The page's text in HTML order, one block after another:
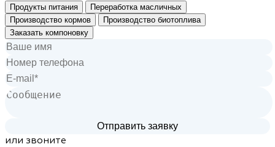
Продукты питания
Переработка масличных
Производство кормов
Производство биотоплива
Заказать компоновку
или звоните